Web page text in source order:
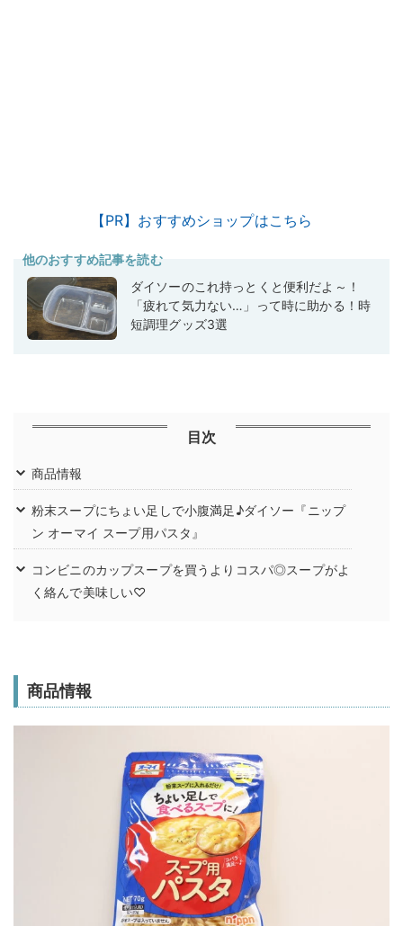
【PR】おすすめショップはこちら
他のおすすめ記事を読む
ダイソーのこれ持っとくと便利だよ～！
「疲れて気力ない…」って時に助かる！時
短調理グッズ3選
目次
商品情報
粉末スープにちょい足しで小腹満足♪ダイソー『ニップ
ン オーマイ スープ用パスタ』
コンビニのカップスープを買うよりコスパ◎スープがよ
く絡んで美味しい♡
商品情報